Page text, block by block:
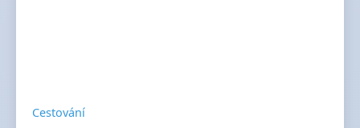
Cestování